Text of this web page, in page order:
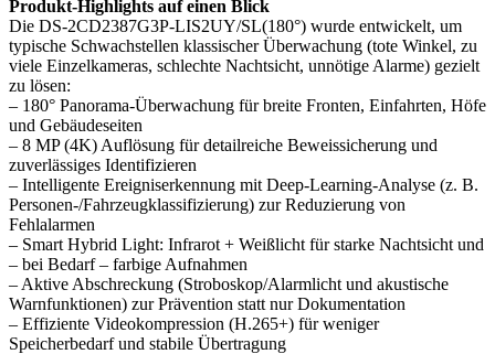
Produkt-Highlights auf einen Blick
Die DS-2CD2387G3P-LIS2UY/SL(180°) wurde entwickelt, um
typische Schwachstellen klassischer Überwachung (tote Winkel, zu
viele Einzelkameras, schlechte Nachtsicht, unnötige Alarme) gezielt
zu lösen:
– 180° Panorama-Überwachung für breite Fronten, Einfahrten, Höfe
und Gebäudeseiten
– 8 MP (4K) Auflösung für detailreiche Beweissicherung und
zuverlässiges Identifizieren
– Intelligente Ereigniserkennung mit Deep-Learning-Analyse (z. B.
Personen-/Fahrzeugklassifizierung) zur Reduzierung von
Fehlalarmen
– Smart Hybrid Light: Infrarot + Weißlicht für starke Nachtsicht und
– bei Bedarf – farbige Aufnahmen
– Aktive Abschreckung (Stroboskop/Alarmlicht und akustische
Warnfunktionen) zur Prävention statt nur Dokumentation
– Effiziente Videokompression (H.265+) für weniger
Speicherbedarf und stabile Übertragung